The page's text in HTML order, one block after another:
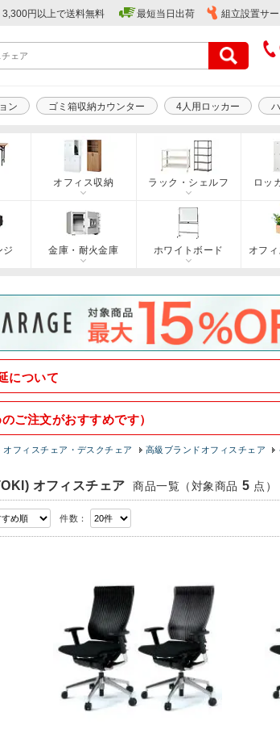
3,300円以上で送料無料 最短当日出荷 組立設置サ
ン ゴミ箱収納カウンター 4人用ロッカー
オフィス収納 ラック・シェルフ ロッ
ジ 金庫・耐火金庫 ホワイトボード オフ
について
ご注文がおすすめです）
オフィスチェア・デスクチェア 高級ブランドオフィスチェア
オフィスチェア 商品一覧 （対象商品 5 点）
件数：